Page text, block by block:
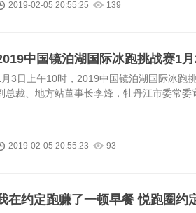
2019-02-05 20:55:25 139
中国镜泊湖国际冰跑挑战赛1
月3日上午10时，2019中国镜泊湖国际冰跑
总裁、地方站董事长李烽，牡丹江市委常委
2019-02-05 20:55:23 93
在约定跑赚了一顿早餐 悦跑圈约